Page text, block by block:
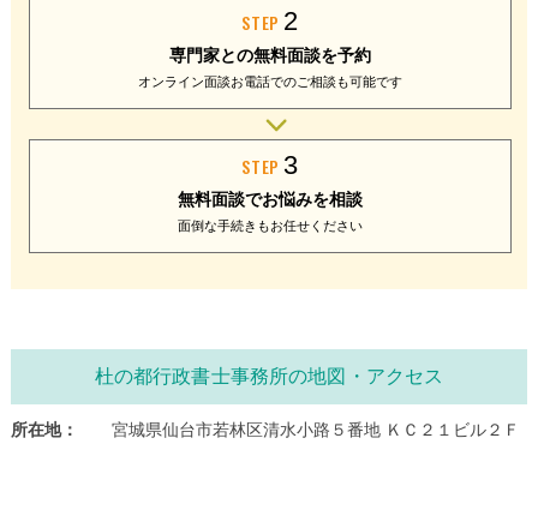
STEP 2
専門家との無料面談を予約
オンライン面談お電話でのご相談も可能です
STEP 3
無料面談でお悩みを相談
面倒な手続きもお任せください
杜の都行政書士事務所の地図・アクセス
所在地： 宮城県仙台市若林区清水小路５番地 ＫＣ２１ビル２Ｆ